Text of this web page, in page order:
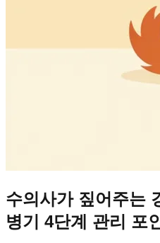
수의사가 짚어주는
병기 4단계 관리 포